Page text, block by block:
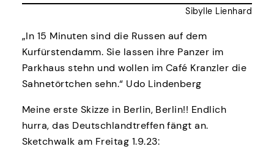
Sibylle Lienhard
„In 15 Minuten sind die Russen auf dem
Kurfürstendamm. Sie lassen ihre Panzer im
Parkhaus stehn und wollen im Café Kranzler die
Sahnetörtchen sehn.“ Udo Lindenberg
Meine erste Skizze in Berlin, Berlin!! Endlich
hurra, das Deutschlandtreffen fängt an.
Sketchwalk am Freitag 1.9.23: